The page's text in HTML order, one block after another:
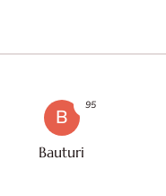
B
Bauturi
95